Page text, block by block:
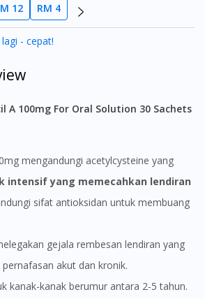
12 RM 4
- cepat!
A 100mg For Oral Solution 30 Sachets
mengandungi acetylcysteine yang
intensif yang memecahkan lendiran
sifat antioksidan untuk membuang
gejala rembesan lendiran yang
akut dan kronik.
kanak-kanak berumur antara 2-5 tahun.